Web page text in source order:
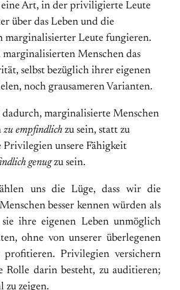
eine Art, in der priviligierte Leute
über das Leben und die
marginalisierter Leute fungieren.
Menschen das
selbst bezüglich ihrer eigenen
noch grausameren Varianten.
dadurch, marginalisierte Menschen
zu empfindlich zu sein, statt zu
unsere Fähigkeit
genugzu sein.
uns die Lüge, dass wir die
besser kennen würden als
sie ihre eigenen Leben unmöglich
ohne von unserer überlegenen
Privilegien versichern
Rolle darin besteht, zu auditieren;
zeigen.